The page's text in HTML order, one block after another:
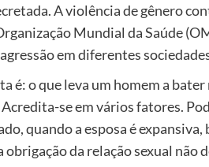
A violência de gênero
Mundial da Saúde
em diferentes
é: o que leva um homem a
se em vários fatores.
quando a esposa é
obrigação da relação sexual não